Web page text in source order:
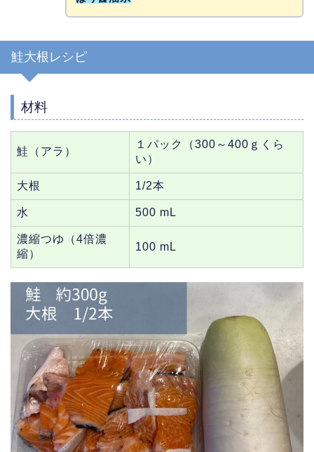
鮭大根レシピ
材料
鮭（アラ）
１パック（300～400ｇくら
い）
大根 1/2本
水 500 mL
濃縮つゆ（4倍濃
縮）
100 mL